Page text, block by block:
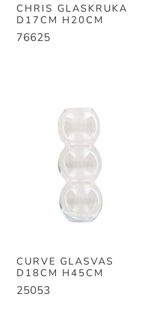
CHRIS GLASKRUKA
D17CM H20CM
76625
CURVE GLASVAS
D18CM H45CM
25053